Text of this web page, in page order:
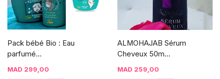
Pack bébé Bio : Eau
parfumé...
MAD 299,00
ALMOHAJAB Sérum
Cheveux 50m...
MAD 259,00